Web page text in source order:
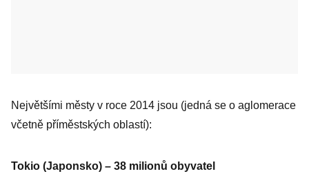
Největšími městy v roce 2014 jsou (jedná se o aglomerace
včetně příměstských oblastí):
Tokio (Japonsko) – 38 milionů obyvatel